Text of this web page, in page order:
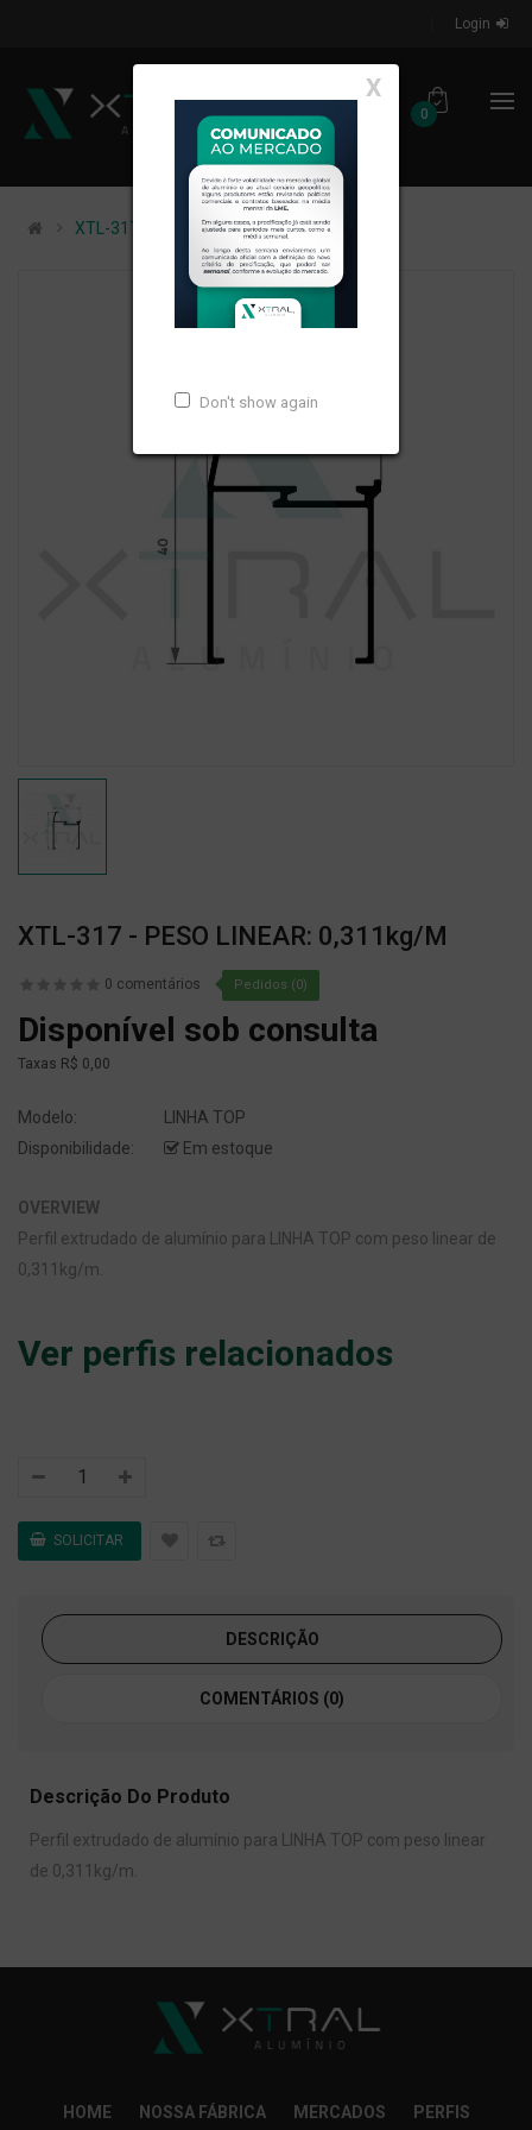
Login
0
X
Don't show again
XTL-317 - PESO LINEAR: 0,311kg/m
XTL-317 - PESO LINEAR: 0,311kg/m
0 comentários Pedidos (0)
Disponível sob consulta
Taxas R$ 0,00
Modelo:
LINHA TOP
Disponibilidade:
Em estoque
OVERVIEW
Perfil extrudado de alumínio para LINHA TOP com peso linear de
0,311kg/m.
Ver perfis relacionados
DESCRIÇÃO
COMENTÁRIOS (0)
Descrição Do Produto
Perfil extrudado de alumínio para LINHA TOP com peso linear
de 0,311kg/m.
HOME NOSSA FÁBRICA MERCADOS PERFIS